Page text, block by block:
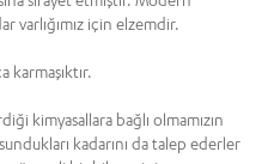
varlığımız için elzemdir.
karmaşıktır.
kimyasallara bağlı olmamızın
kadarını da talep ederler